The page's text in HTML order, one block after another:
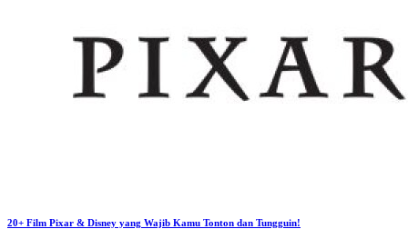
20+ Film Pixar & Disney yang Wajib Kamu Tonton dan Tungguin!